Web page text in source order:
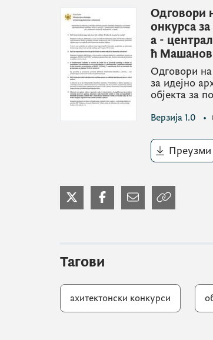
Одговори
онкурса
а -
ћ
Одговори
за идејно
објекта за
Верзија 1.0 •
Преузми
Тагови
ахитектонски конкурси